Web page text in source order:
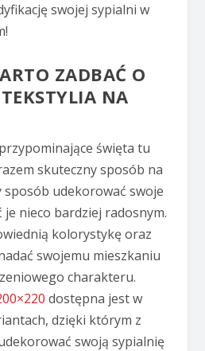
swojej sypialni w
ZADBAĆ O
NA
święta tu
skuteczny sposób na
udekorować swoje
je nieco bardziej radosnym.
kolorystykę oraz
swojemu mieszkaniu
charakteru.
dostępna jest w
dzięki którym z
swoją sypialnię